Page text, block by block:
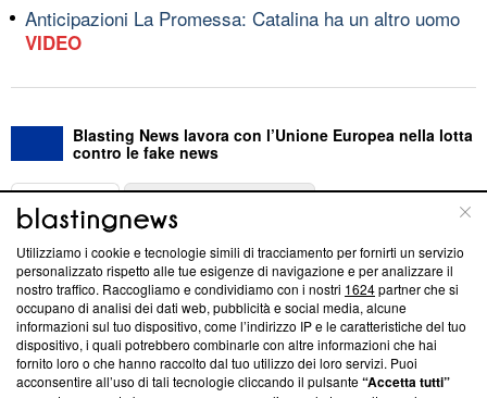
Anticipazioni La Promessa: Catalina ha un altro uomo
VIDEO
Blasting News lavora con l’Unione Europea nella lotta
contro le fake news
ABOUT
Questa sezione offre informazioni trasparenti su Blasting
News, sui nostri processi editoriali e su come ci impegniamo a
creare news di qualità. Inoltre, afferma la nostra aderenza a
‘Trust Project - News with Integrity’Blasting News non è
ancora membro del programma, ma ha richiesto di farne
parte; Trust Project non ha ancora effettuato una verifica di
Utilizziamo i cookie e tecnologie simili di tracciamento per fornirti un servizio
personalizzato rispetto alle tue esigenze di navigazione e per analizzare il
nostro traffico. Raccogliamo e condividiamo con i nostri 1624partner che si
occupano di analisi dei dati web, pubblicità e social media, alcune
informazioni sul tuo dispositivo, come l’indirizzo IP e le caratteristiche del tuo
dispositivo, i quali potrebbero combinarle con altre informazioni che hai
fornito loro o che hanno raccolto dal tuo utilizzo dei loro servizi. Puoi
acconsentire all’uso di tali tecnologie cliccando il pulsante“Accetta tutti”